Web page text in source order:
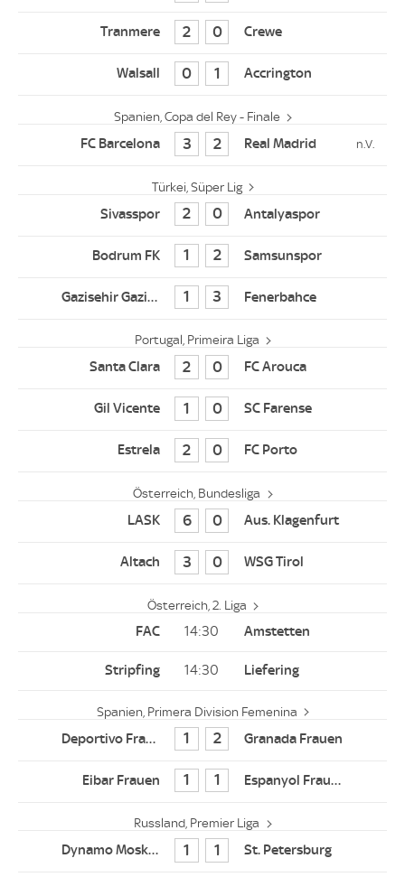
2 0
0 1
Spanien, Copa del Rey - Finale
3 2
Türkei, Süper Lig
2 0
1 2
1 3
Portugal, Primeira Liga
2 0
1 0
2 0
Österreich, Bundesliga
6 0
3 0
Österreich, 2. Liga
14:30
14:30
Spanien, Primera Division Femenina
1 2
1 1
Russland, Premier Liga
1 1